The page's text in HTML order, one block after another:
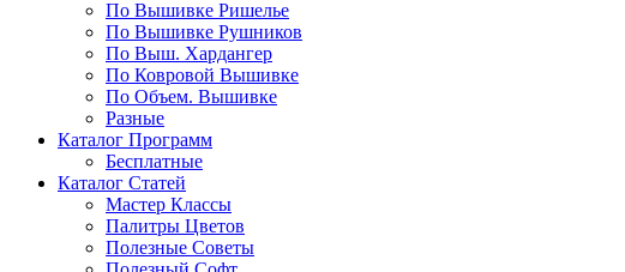
По Вышивке Ришелье
По Вышивке Рушников
По Выш. Хардангер
По Ковровой Вышивке
По Объем. Вышивке
Разные
Каталог Программ
Бесплатные
Каталог Статей
Мастер Классы
Палитры Цветов
Полезные Советы